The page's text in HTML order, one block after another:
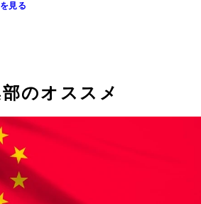
見る
のオススメ